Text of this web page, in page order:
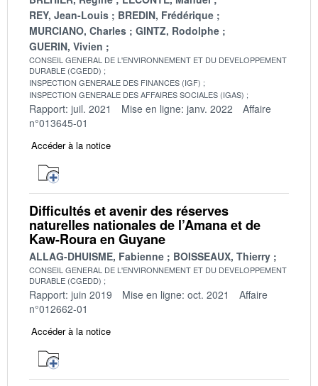
REY, Jean-Louis
BREDIN, Frédérique
MURCIANO, Charles
GINTZ, Rodolphe
GUERIN, Vivien
CONSEIL GENERAL DE L'ENVIRONNEMENT ET DU DEVELOPPEMENT
DURABLE (CGEDD)
INSPECTION GENERALE DES FINANCES (IGF)
INSPECTION GENERALE DES AFFAIRES SOCIALES (IGAS)
Rapport: juil. 2021 Mise en ligne: janv. 2022
Affaire
n°013645-01
Accéder à la notice
Difficultés et avenir des réserves
naturelles nationales de l’Amana et de
Kaw-Roura en Guyane
ALLAG-DHUISME, Fabienne BOISSEAUX, Thierry
CONSEIL GENERAL DE L'ENVIRONNEMENT ET DU DEVELOPPEMENT
DURABLE (CGEDD)
Rapport: juin 2019 Mise en ligne: oct. 2021
Affaire
n°012662-01
Accéder à la notice